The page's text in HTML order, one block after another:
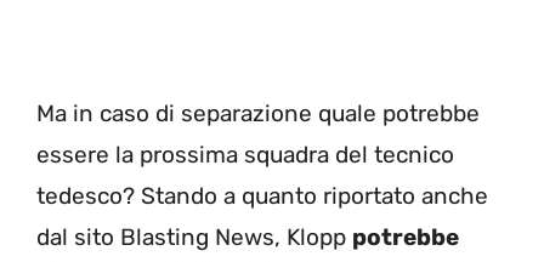
Ma in caso di separazione quale potrebbe
essere la prossima squadra del tecnico
tedesco? Stando a quanto riportato anche
dal sito Blasting News, Klopp potrebbe